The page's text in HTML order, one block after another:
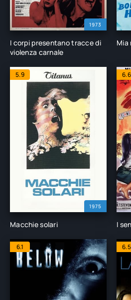
1973
I corpi presentano tracce di
violenza carnale
Mia
1975
5.9
Macchie solari
6.6
I
6.1 6.5